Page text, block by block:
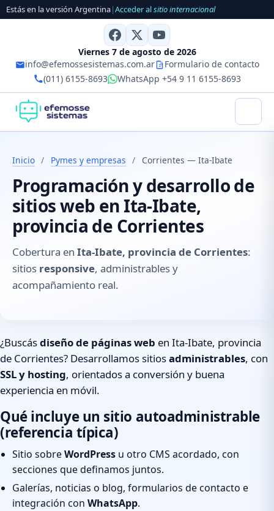
Estás en la versión Argentina|Acceder alsitio internacional
Viernes 7 de agosto de 2026
info@efemossesistemas.com.ar
Formulario de contacto
(011) 6155-8693
WhatsApp +54 9 11 6155-8693
Inicio / Pymes y empresas / Corrientes — Ita-Ibate
Programación y desarrollo de
sitios web en Ita-Ibate,
provincia de Corrientes
Cobertura en Ita-Ibate, provincia de Corrientes:
sitios responsive, administrables y
acompañamiento real.
¿Buscásdiseño de páginas web en Ita-Ibate, provincia
de Corrientes? Desarrollamos sitiosadministrables, con
SSL y hosting, orientados a conversión y buena
experiencia en móvil.
Qué incluye un sitio autoadministrable
(referencia típica)
Sitio sobreWordPress u otro CMS acordado, con
secciones que definamos juntos.
Galerías, noticias o blog, formularios de contacto e
integración con WhatsApp.